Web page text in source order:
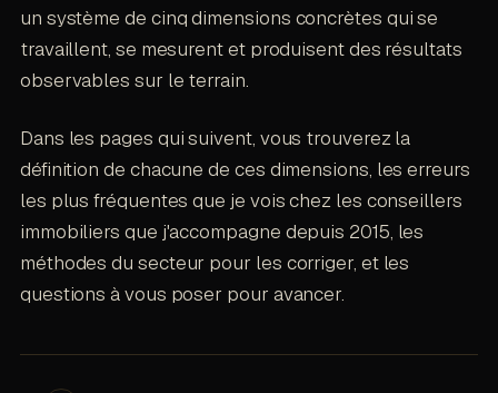
un système de cinq dimensions concrètes qui se
travaillent, se mesurent et produisent des résultats
observables sur le terrain.
Dans les pages qui suivent, vous trouverez la
définition de chacune de ces dimensions, les erreurs
les plus fréquentes que je vois chez les conseillers
immobiliers que j'accompagne depuis 2015, les
méthodes du secteur pour les corriger, et les
questions à vous poser pour avancer.